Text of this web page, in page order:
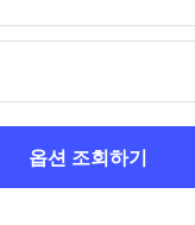
옵션 조회하기